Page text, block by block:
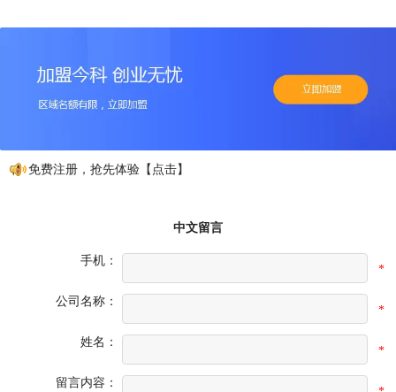
免费注册，抢先体验【点击】
中文留言
手机：
*
公司名称：
*
姓名：
*
留言内容：